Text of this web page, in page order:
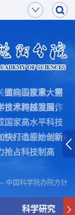
面向国家重大需
技术跨越发展，
国家高水平科技
快打造原始创新
抢占科技制高
国科学院办院方针
键核心技术，努
世界科技强国作
信中作出的“两加快
科学研究